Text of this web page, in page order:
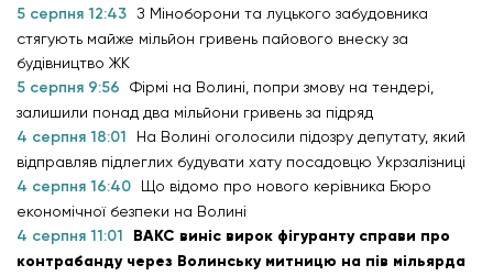
5 серпня 12:43 З Міноборони та луцького забудовника
стягують майже мільйон гривень пайового внеску за
будівництво ЖК
5 серпня 9:56
Фірмі на Волині, попри змову на тендері,
залишили понад два мільйони гривень за підряд
4 серпня 18:01
На Волині оголосили підозру депутату, який
відправляв підлеглих будувати хату посадовцю Укрзалізниці
4 серпня 16:40
Що відомо про нового керівника Бюро
економічної безпеки на Волині
4 серпня 11:01
ВАКС виніс вирок фігуранту справи про
контрабанду через Волинську митницю на пів мільярда